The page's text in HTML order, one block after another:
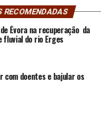
RECOMENDADAS
Évora na recuperação da
fluvial do rio Erges
com doentes e bajular os